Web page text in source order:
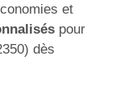
et
pour
dès